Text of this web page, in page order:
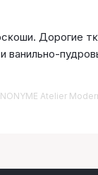
Дорогие
ванильно-
Atelier